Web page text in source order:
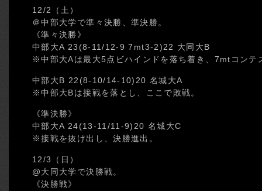
12/2（土）
＠中部大学で準々決勝、準決勝。
《準々決勝》
中部大A 23(8-11/12-9 7mt3-2)22 大同大B
※中部大Aは最大5点ビハインドを落ち着き、7mtコンテ
中部大B 22(8-10/14-10)20 名城大A
※中部大Bは接戦を落とし、ここで敗戦。
《準決勝》
中部大A 24(13-11/11-9)20 名城大C
※接戦を抜け出し、決勝進出。
12/3（日）
@大同大学で決勝戦。
《決勝戦》